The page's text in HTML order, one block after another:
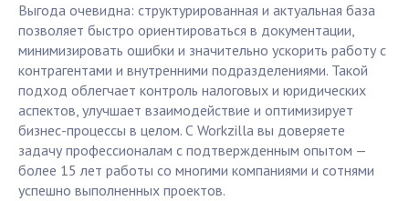
Выгода очевидна: структурированная и актуальная база
позволяет быстро ориентироваться в документации,
минимизировать ошибки и значительно ускорить работу с
контрагентами и внутренними подразделениями. Такой
подход облегчает контроль налоговых и юридических
аспектов, улучшает взаимодействие и оптимизирует
бизнес-процессы в целом. С Workzilla вы доверяете
задачу профессионалам с подтвержденным опытом —
более 15 лет работы со многими компаниями и сотнями
успешно выполненных проектов.